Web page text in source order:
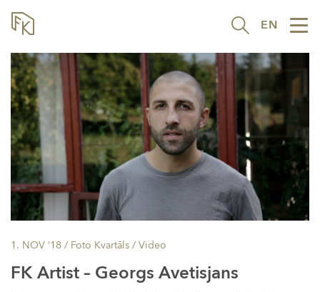
EN
1. NOV ’18 / Foto Kvartāls / Video
FK Artist – Georgs Avetisjans